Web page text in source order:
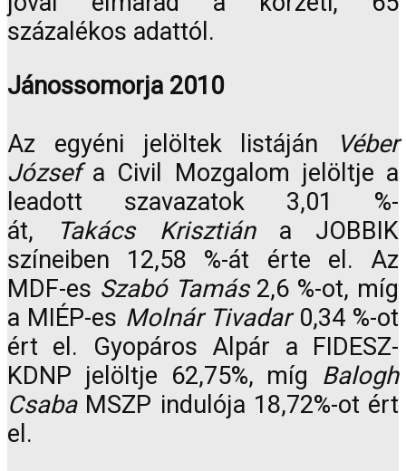
százalékos adattól.
Jánossomorja 2010
Az egyéni jelöltek listáján
Véber
Józsefa Civil Mozgalom jelöltje a
leadott szavazatok 3,01 %-
át,
Takács Krisztiána JOBBIK
színeiben 12,58 %-át érte el. Az
MDF-es Szabó Tamás2,6 %-ot, míg
a MIÉP-es Molnár Tivadar0,34 %-ot
ért el. Gyopáros Alpár a FIDESZ-
KDNP jelöltje 62,75%, míg Balogh
CsabaMSZP indulója 18,72%-ot ért
el.